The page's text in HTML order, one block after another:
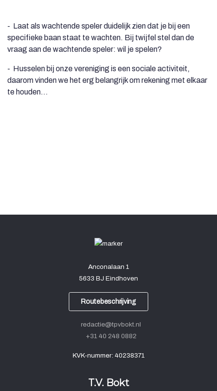
- Laat als wachtende speler duidelijk zien dat je bij een
specifieke baan staat te wachten. Bij twijfel stel dan de
vraag aan de wachtende speler: wil je spelen?
- Husselen bij onze vereniging is een sociale activiteit,
daarom vinden we het erg belangrijk om rekening met elkaar
te houden…
Anconalaan 1
5633 BJ Eindhoven
Routebeschrijving
redactie@tpvbokt.nl
+31 40 248 0882
KVK-nummer: 40238371
T.V. Bokt